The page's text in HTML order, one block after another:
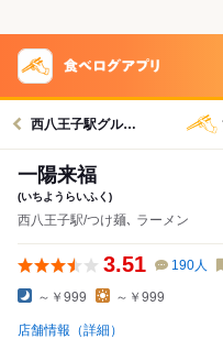
西八王子駅グルメへ
一陽来福
(いちようらいふく)
西八王子駅/つけ麺､ ラーメン
3.51 190人
～￥999 ～￥999
店舗情報（詳細）